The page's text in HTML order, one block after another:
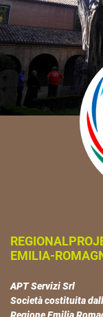
EMILIA-
APT Servizi Srl
Società costituita
Regione Emilia